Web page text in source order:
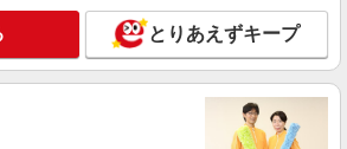
とりあえずキープ